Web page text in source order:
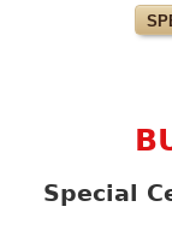
Special